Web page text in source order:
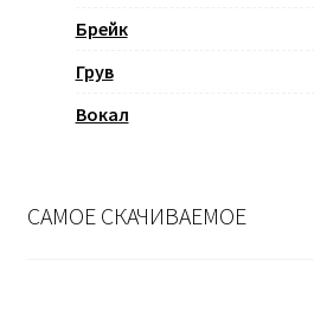
Брейк
Грув
Вокал
САМОЕ СКАЧИВАЕМОЕ